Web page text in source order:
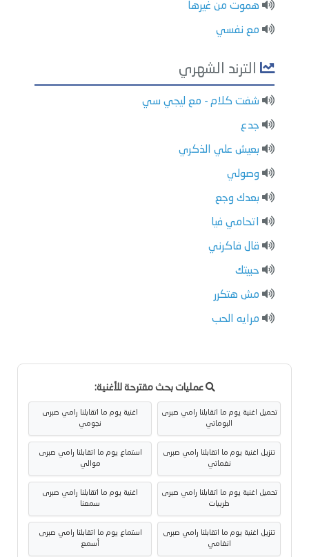
هموت من غيرها
مع نفسي
الترند الشهري
شفت كلام - مع ليجي سي
جدع
بعيش علي الذكري
وصولي
بعدك وجع
اتحامي فيا
قال فاكرني
حبيتك
مش هتكرر
مرايه الحب
عمليات بحث مقترحة للأغنية:
تحميل اغنية يوم ما اتقابلنا رامي صبرى
البوماتي
اغنية يوم ما اتقابلنا رامي صبرى
نجومي
تنزيل اغنية يوم ما اتقابلنا رامي صبرى
نغماتي
استماع يوم ما اتقابلنا رامي صبرى
موالي
تحميل اغنية يوم ما اتقابلنا رامي صبرى
طربيات
اغنية يوم ما اتقابلنا رامي صبرى
سمعنا
تنزيل اغنية يوم ما اتقابلنا رامي صبرى
انغامي
استماع يوم ما اتقابلنا رامي صبرى
أسمع